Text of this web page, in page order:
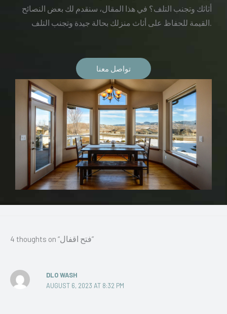
أثاثك وتجنب التلف؟ في هذا المقال، سنقدم لك بعض النصائح
القيمة للحفاظ على أثاث منزلك بحالة جيدة وتجنب التلف.
تواصل معنا
4 thoughts on “فتح اقفال”
DLO WASH
AUGUST 6, 2023 AT 8:32 PM